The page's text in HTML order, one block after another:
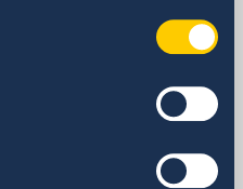
mån-fre 09.00-